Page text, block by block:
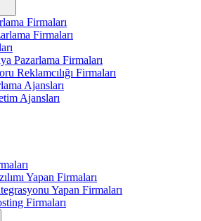
Firmaları
Firmaları
Pazarlama Firmaları
Reklamcılığı Firmaları
Ajansları
Ajansları
Yapan Firmaları
Yapan Firmaları
Firmaları